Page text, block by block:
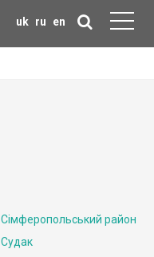
uk ru en
Сімферопольський район
Судак